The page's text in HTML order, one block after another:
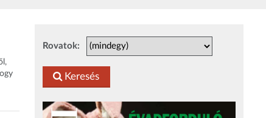
Rovatok:
Keresés